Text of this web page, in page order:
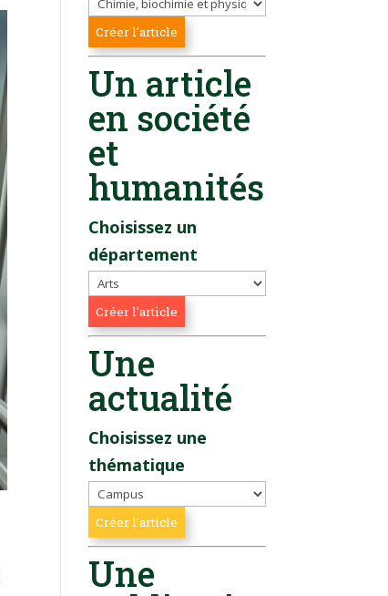
Un article
en société
et
humanités
Choisissez un
département
Une
actualité
Choisissez une
thématique
Une